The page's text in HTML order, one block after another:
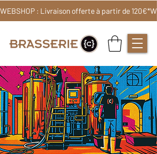
WEBSHOP : Livraison offerte à partir de 120€*